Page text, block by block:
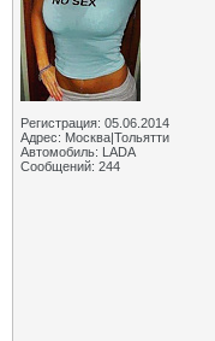
Регистрация: 05.06.2014
Адрес: Москва|Тольятти
Автомобиль: LADA
Сообщений: 244